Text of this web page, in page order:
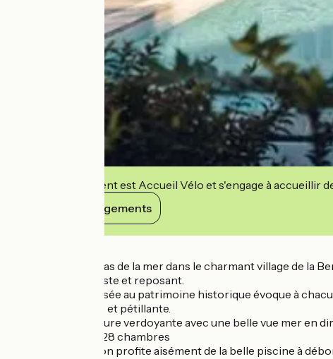
Cet établissement est Accueil Vélo et s'engage à accueillir
Voir ses engagements
Situé à quelques pas de la mer dans le charmant village de
chaleureux, intimiste et reposant.
Cette bâtisse classée au patrimoine historique évoque à
équipe dynamique et pétillante.
Entouré d'une nature verdoyante avec une belle vue mer en
hôtel 3 étoiles de 28 chambres
Aux beaux jours, on profite aisément de la belle piscine à